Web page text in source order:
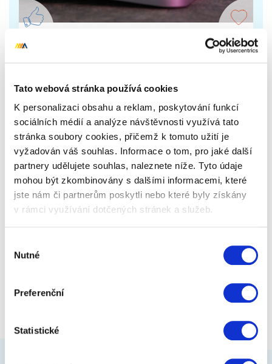
Tato webová stránka používá cookies
K personalizaci obsahu a reklam, poskytování funkcí
sociálních médií a analýze návštěvnosti využívá tato
stránka soubory cookies, přičemž k tomuto užití je
vyžadován váš souhlas. Informace o tom, pro jaké další
partnery udělujete souhlas, naleznete níže. Tyto údaje
mohou být zkombinovány s dalšími informacemi, které
jste nám či partnerům poskytli nebo které byly získány
v rámci využívání dotčených stránek a služeb.
souhlasu
Nutné
Preferenční
Statistické
pohodlnému, rychlému a plynulému psaní, s
inteligentním podsvícením a programovatelnými…
2 999 Kč Zobrazit více